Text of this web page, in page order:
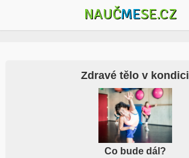
NAUČMESE.CZ
Zdravé tělo v kondici
Co bude dál?